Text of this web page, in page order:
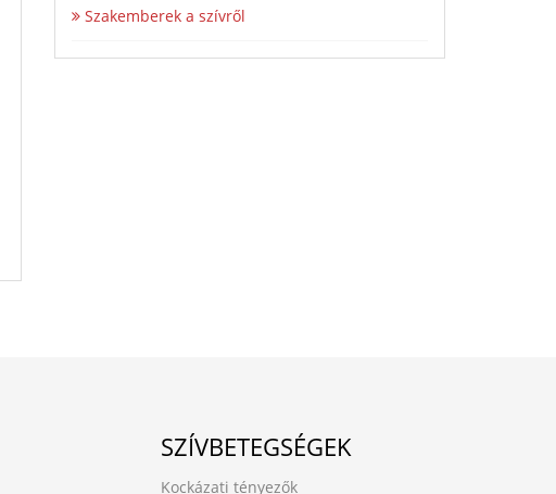
Szakemberek a szívről
SZÍVBETEGSÉGEK
Kockázati tényezők